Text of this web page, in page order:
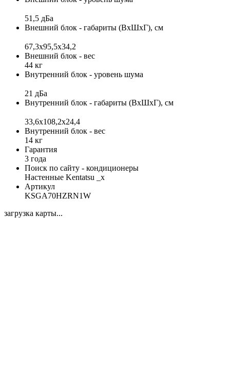
51,5 дБа
Внешний блок - габариты (ВхШхГ), см
67,3x95,5x34,2
Внешний блок - вес
44 кг
Внутренний блок - уровень шума
21 дБа
Внутренний блок - габариты (ВхШхГ), см
33,6х108,2x24,4
Внутренний блок - вес
14 кг
Гарантия
3 года
Поиск по сайту - кондиционеры
Настенные Kentatsu _x
Артикул
KSGA70HZRN1W
загрузка карты...